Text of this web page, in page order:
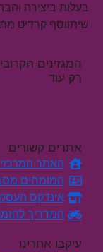
בעלות ביצירה
שיתווסף קרדיט
המגזינים
רק עוד
אתרים קשורים
האתר המרכזי
המומחים
אינדקס
המדריך
עיקבו אחרינו